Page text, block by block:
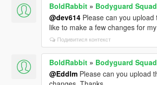
BoldRabbit» Bodyguard
@dev614Please can you upload
like to make a few changes for
Подивитися контекст
BoldRabbit» Bodyguard
@EddlmPlease can you upload